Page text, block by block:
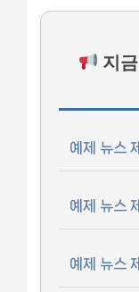
지
예제 뉴스
예제 뉴스
예제 뉴스